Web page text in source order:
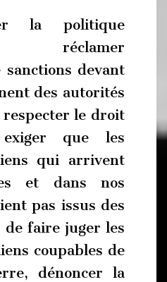
la politique
réclamer
sanctions devant
des autorités
respecter le droit
exiger que les
qui arrivent
et dans nos
pas issus des
de faire juger les
coupables de
dénoncer la